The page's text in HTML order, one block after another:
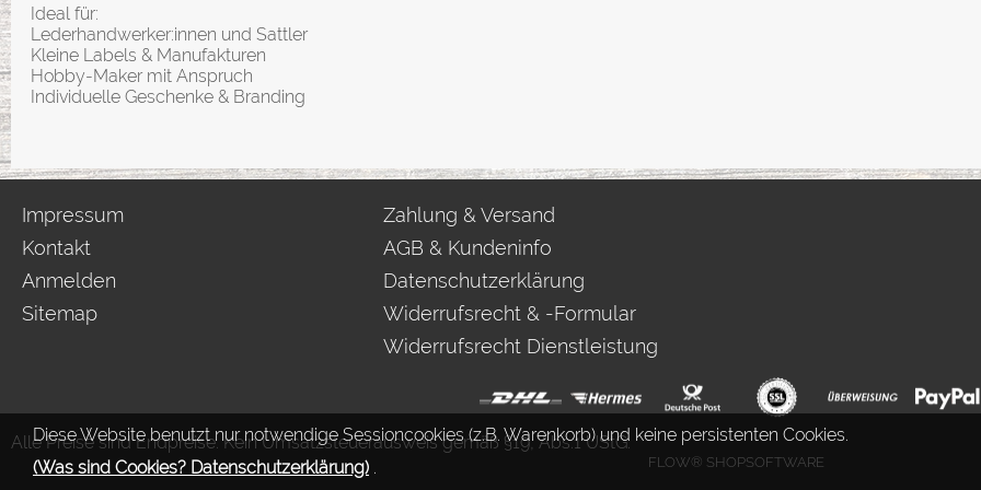
Diese Website benutzt nur notwendige Sessioncookies (z.B. Warenkorb) und keine persistenten Cookies.
(Was sind Cookies? Datenschutzerklärung) .
Ideal für:
Lederhandwerker:innen und Sattler
Kleine Labels & Manufakturen
Hobby-Maker mit Anspruch
Individuelle Geschenke & Branding
Impressum
Kontakt
Anmelden
Sitemap
Zahlung & Versand
AGB & Kundeninfo
Datenschutzerklärung
Widerrufsrecht & -Formular
Widerrufsrecht Dienstleistung
Alle Preise sind Endpreise. Kein Umsatzsteuerausweis gemäß §19, Abs.1 UStG.
FLOW® SHOPSOFTWARE